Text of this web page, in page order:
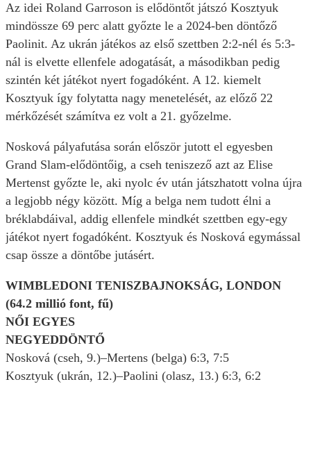
Az idei Roland Garroson is elődöntőt játszó Kosztyuk
mindössze 69 perc alatt győzte le a 2024-ben döntőző
Paolinit. Az ukrán játékos az első szettben 2:2-nél és 5:3-
nál is elvette ellenfele adogatását, a másodikban pedig
szintén két játékot nyert fogadóként. A 12. kiemelt
Kosztyuk így folytatta nagy menetelését, az előző 22
mérkőzését számítva ez volt a 21. győzelme.
Nosková pályafutása során először jutott el egyesben
Grand Slam-elődöntőig, a cseh teniszező azt az Elise
Mertenst győzte le, aki nyolc év után játszhatott volna újra
a legjobb négy között. Míg a belga nem tudott élni a
bréklabdáival, addig ellenfele mindkét szettben egy-egy
játékot nyert fogadóként. Kosztyuk és Nosková egymással
csap össze a döntőbe jutásért.
WIMBLEDONI TENISZBAJNOKSÁG, LONDON
(64.2 millió font, fű)
NŐI EGYES
NEGYEDDÖNTŐ
Nosková (cseh, 9.)–Mertens (belga) 6:3, 7:5
Kosztyuk (ukrán, 12.)–Paolini (olasz, 13.) 6:3, 6:2